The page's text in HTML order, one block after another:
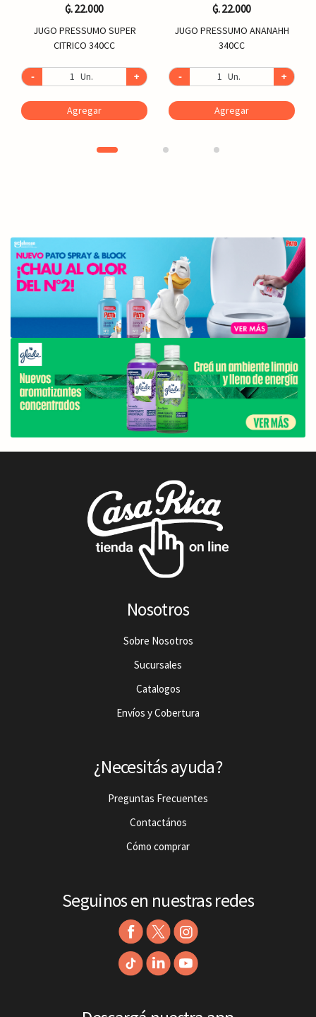
₲. 22.000
JUGO PRESSUMO SUPER
CITRICO 340CC
- Un. +
Agregar
₲. 22.000
JUGO PRESSUMO ANANAHH
340CC
- Un. +
Agregar
Nosotros
Sobre Nosotros
Sucursales
Catalogos
Envíos y Cobertura
¿Necesitás ayuda?
Preguntas Frecuentes
Contactános
Cómo comprar
Seguinos en nuestras redes